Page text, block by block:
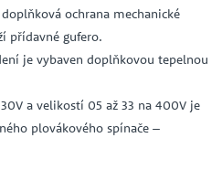
ochrana mechanické
přídavné gufero.
je vybaven doplňkovou tepelnou
a velikostí 05 až 33 na 400V je
plovákového spínače –